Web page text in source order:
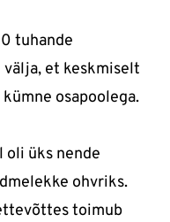
tuhande
et keskmiselt
osapoolega.
üks nende
ohvriks.
toimub